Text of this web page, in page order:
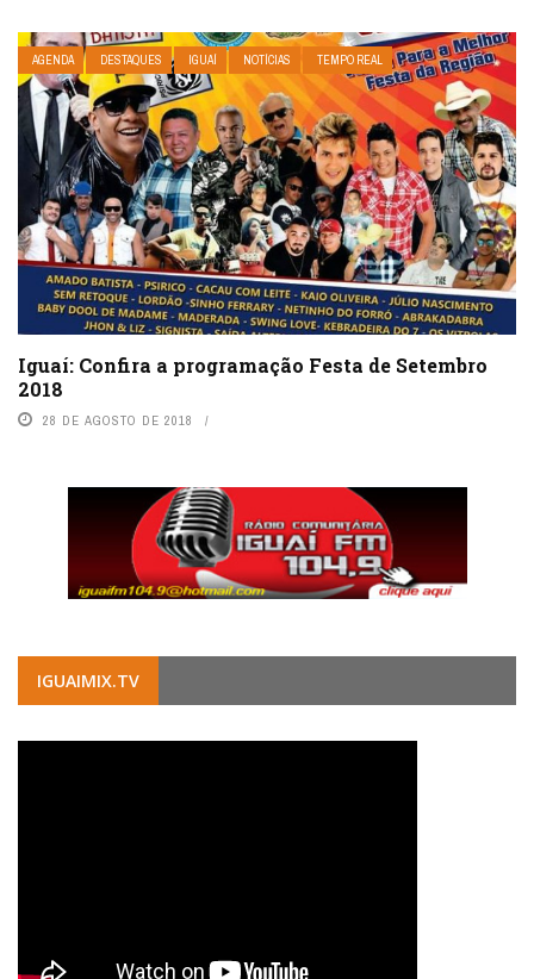
AGENDA DESTAQUES IGUAÍ NOTÍCIAS TEMPO REAL
Iguaí: Confira a programação Festa de Setembro
2018
28 DE AGOSTO DE 2018
IGUAIMIX.TV